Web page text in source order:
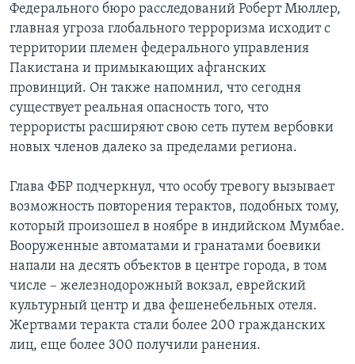
НЬЮ-ЙОРК NEW YORK
АМЕРИКА. БОЛЬШОЕ ПУТЕШЕСТВИЕ
ТЕСТЫ
ВИДЕО
ПОДПИСКА НА НОВОСТИ
Learning English
СОЦИАЛЬНЫЕ СЕТИ
Языки
Федерального бюро расследований Роберт Мюллер,
главная угроза глобального терроризма исходит с
территории племен федерального управления
Пакистана и примыкающих афганских
провинций. Он также напомнил, что сегодня
существует реальная опасность того, что
террористы расширяют свою сеть путем вербовки
новых членов далеко за пределами региона.
Глава ФБР подчеркнул, что особу тревогу вызывает
возможность повторения терактов, подобных тому,
который произошел в ноябре в индийском Мумбае.
Вооруженные автоматами и гранатами боевики
напали на десять объектов в центре города, в том
числе – железнодорожный вокзал, еврейский
культурный центр и два фешенебельных отеля.
Жертвами теракта стали более 200 гражданских
лиц, еще более 300 получили ранения.